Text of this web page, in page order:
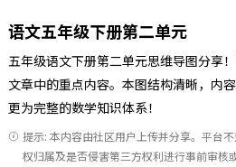
语文五年级下册第二单元
五年级语文下册第二单元思维导图分享
文章中的重点内容。本图结构清晰，内
更为完整的数学知识体系！
提示: 本内容由社区用户上传并分享。平台
权归属及是否侵害第三方权利进行事前审核